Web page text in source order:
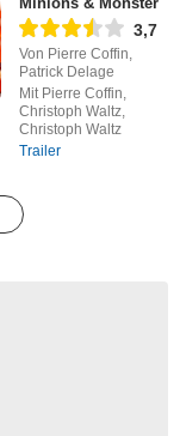
3,7
Von Pierre Coffin,
Patrick Delage
Mit Pierre Coffin,
Christoph Waltz,
Christoph Waltz
Trailer